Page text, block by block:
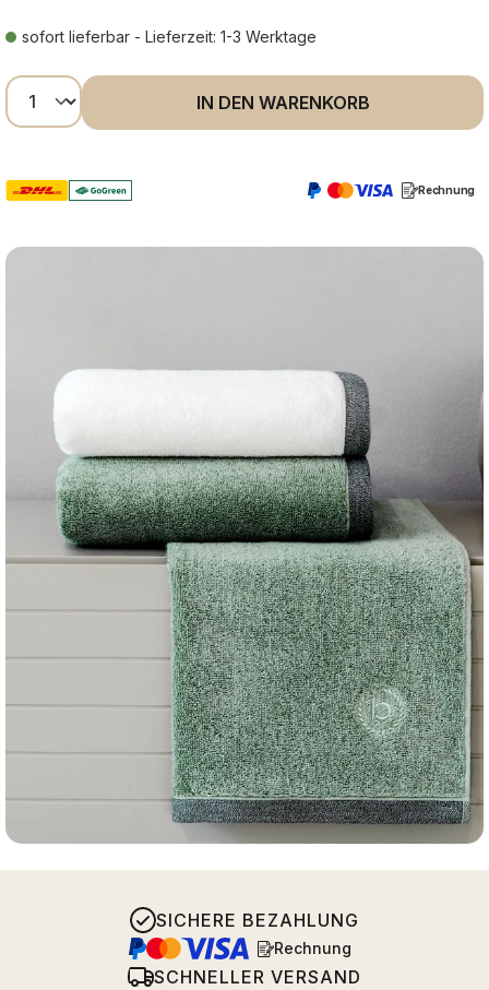
sofort lieferbar - Lieferzeit: 1-3 Werktage
Produkt Anzahl: Gib den gewünschten
IN DEN WARENKORB
Rechnung
SICHERE BEZAHLUNG
Rechnung
SCHNELLER VERSAND